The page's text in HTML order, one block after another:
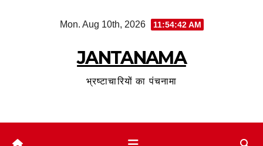
Mon. Aug 10th, 2026 11:54:43 AM
JANTANAMA
भ्रष्टाचारियों का पंचनामा